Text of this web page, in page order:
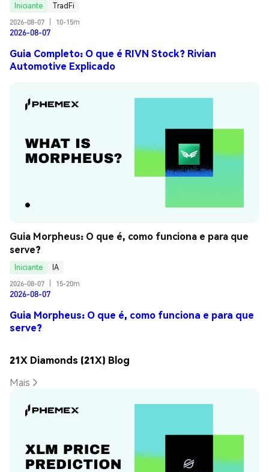
Iniciante
TradFi
2026-08-07
10-15m
2026-08-07
Guia Completo: O que é RIVN Stock? Rivian
Automotive Explicado
Guia Morpheus: O que é, como funciona e para que
serve?
Iniciante
IA
2026-08-07
15-20m
2026-08-07
Guia Morpheus: O que é, como funciona e para que
serve?
21X Diamonds (21X) Blog
Mais